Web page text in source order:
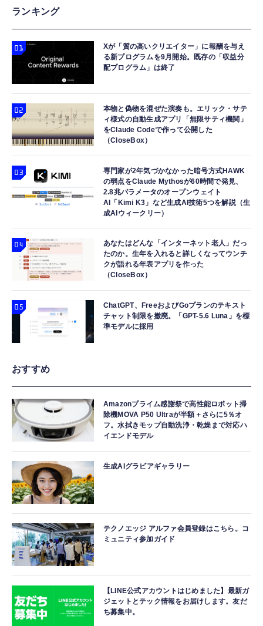
ランキング
Xが「質の高いクリエイター」に報酬を与え
る新プログラムを9月開始。既存の「収益分
配プログラム」は終了
本物と偽物を混ぜた演奏も。エリック・サテ
ィ様式の自動生成アプリ「無限サティ機関」
をClaude Codeで作って公開した
（CloseBox）
専門家が2年気づかなかった暗号方式HAWK
の弱点をClaude Mythosが60時間で発見、
2.8兆パラメータのオープンウェイト
AI「Kimi K3」など生成AI技術5つを解説（生
成AIウィークリー）
あなたはどんな「インターネット老人」だっ
たのか。生年を入れると詳しくなってウンチ
クが語れる年表アプリを作った
（CloseBox）
ChatGPT、FreeおよびGoプランのテキスト
チャット制限を撤廃。「GPT-5.6 Luna」を標
準モデルに採用
おすすめ
Amazonプライム感謝祭で高性能ロボット掃
除機MOVA P50 Ultraが半額＋さらに5％オ
フ。水拭きモップ自動洗浄・乾燥まで対応ハ
イエンドモデル
生成AIグラビアギャラリー
テクノエッジ アルファ会員登録はこちら。コ
ミュニティ参加ガイド
【LINE公式アカウントはじめました】最新ガ
ジェットとテック情報をお届けします。友だ
ち募集中。